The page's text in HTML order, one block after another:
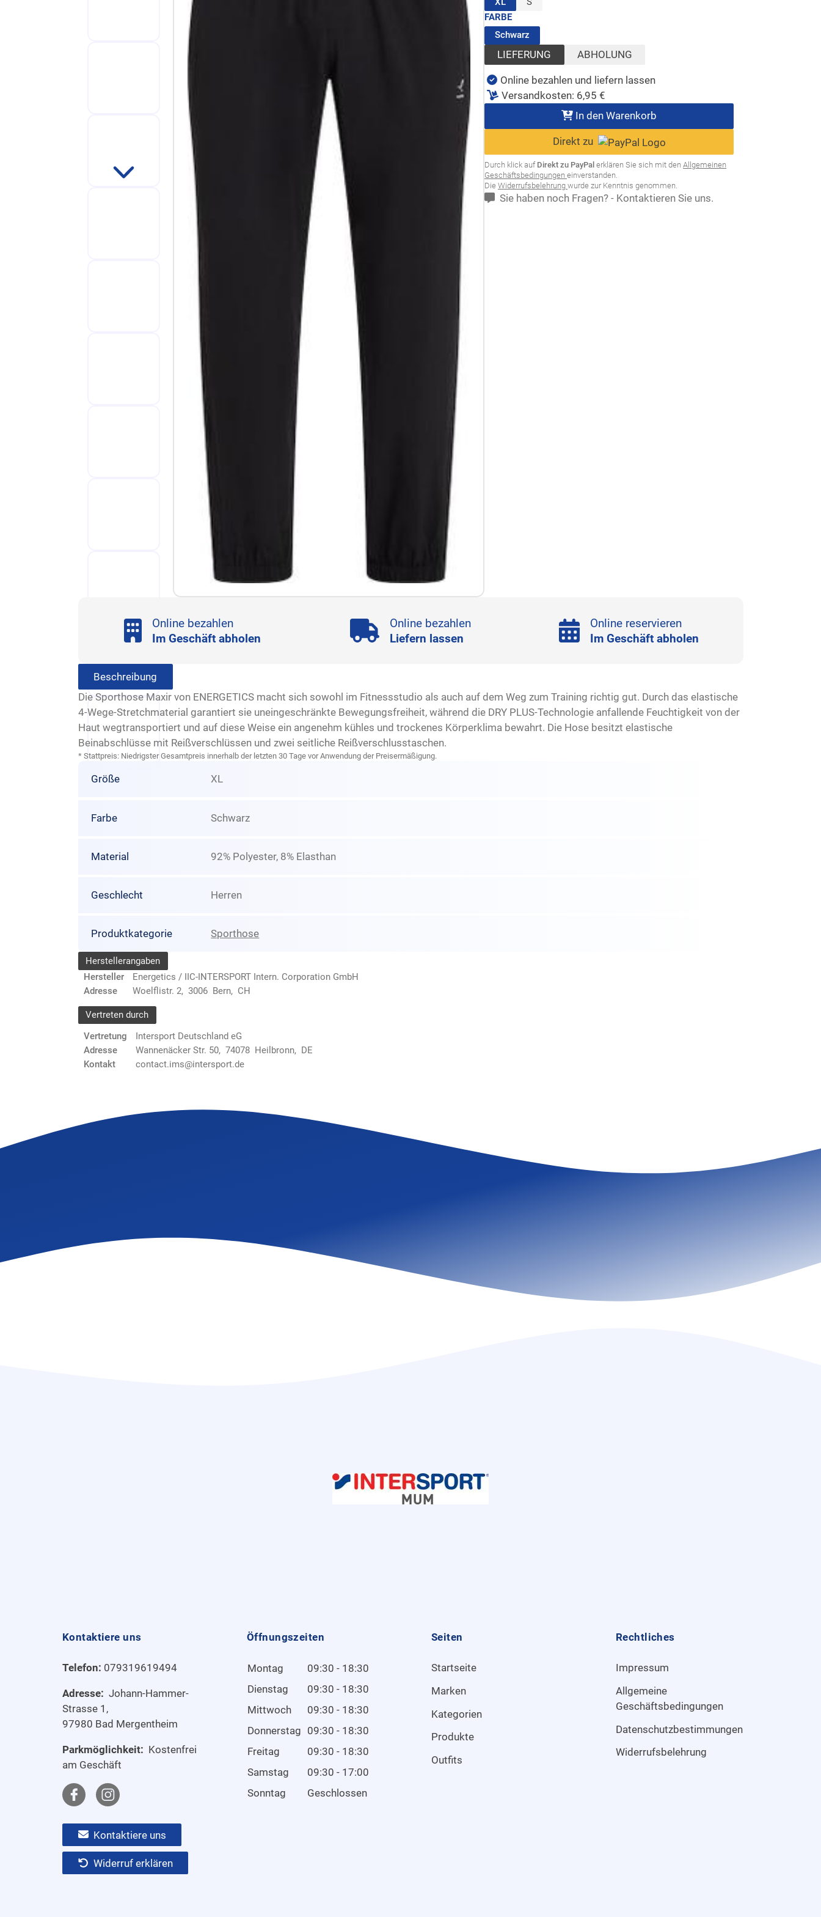
FARBE
Schwarz
LIEFERUNG ABHOLUNG
Online bezahlen und liefern lassen
Versandkosten: 6,95 €
In den Warenkorb
Direkt zu
Durch klick auf Direkt zu PayPal erklären Sie sich mit den Allgemeinen
Geschäftsbedingungen einverstanden.
Die Widerrufsbelehrung wurde zur Kenntnis genommen.
Sie haben noch Fragen? - Kontaktieren Sie uns.
Online bezahlen
Im Geschäft abholen
Online bezahlen
Liefern lassen
Online reservieren
Im Geschäft abholen
Beschreibung
Die Sporthose Maxir von ENERGETICS macht sich sowohl im Fitnessstudio als auch auf dem Weg zum Training richtig gut. Durch das elastische
4-Wege-Stretchmaterial garantiert sie uneingeschränkte Bewegungsfreiheit, während die DRY PLUS-Technologie anfallende Feuchtigkeit von der
Haut wegtransportiert und auf diese Weise ein angenehm kühles und trockenes Körperklima bewahrt. Die Hose besitzt elastische
Beinabschlüsse mit Reißverschlüssen und zwei seitliche Reißverschlusstaschen.
* Stattpreis: Niedrigster Gesamtpreis innerhalb der letzten 30 Tage vor Anwendung der Preisermäßigung.
Größe XL
Farbe Schwarz
Material 92% Polyester, 8% Elasthan
Geschlecht Herren
Produktkategorie Sporthose
Herstellerangaben
Hersteller
Energetics / IIC-INTERSPORT Intern. Corporation GmbH
Adresse
Woelflistr. 2, 3006 Bern, CH
Vertreten durch
Vertretung
Intersport Deutschland eG
Adresse
Wannenäcker Str. 50, 74078 Heilbronn, DE
Kontakt
contact.ims@intersport.de
Kontaktiere uns
Telefon: 079319619494
Adresse: Johann-Hammer-
Strasse 1,
97980 Bad Mergentheim
Parkmöglichkeit: Kostenfrei
am Geschäft
Kontaktiere uns
Widerruf erklären
Öffnungszeiten
Montag
09:30 - 18:30
Dienstag
09:30 - 18:30
Mittwoch
09:30 - 18:30
Donnerstag 09:30 - 18:30
Freitag
09:30 - 18:30
Samstag
09:30 - 17:00
Sonntag
Geschlossen
Seiten
Startseite
Marken
Kategorien
Produkte
Outfits
Rechtliches
Impressum
Allgemeine
Geschäftsbedingungen
Datenschutzbestimmungen
Widerrufsbelehrung